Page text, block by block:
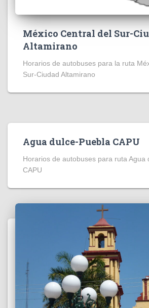
México Central del Sur-
Altamirano
Horarios de autobuses para la ruta
Sur-Ciudad Altamirano
Agua dulce-Puebla CAPU
Horarios de autobuses para ruta Agua
CAPU